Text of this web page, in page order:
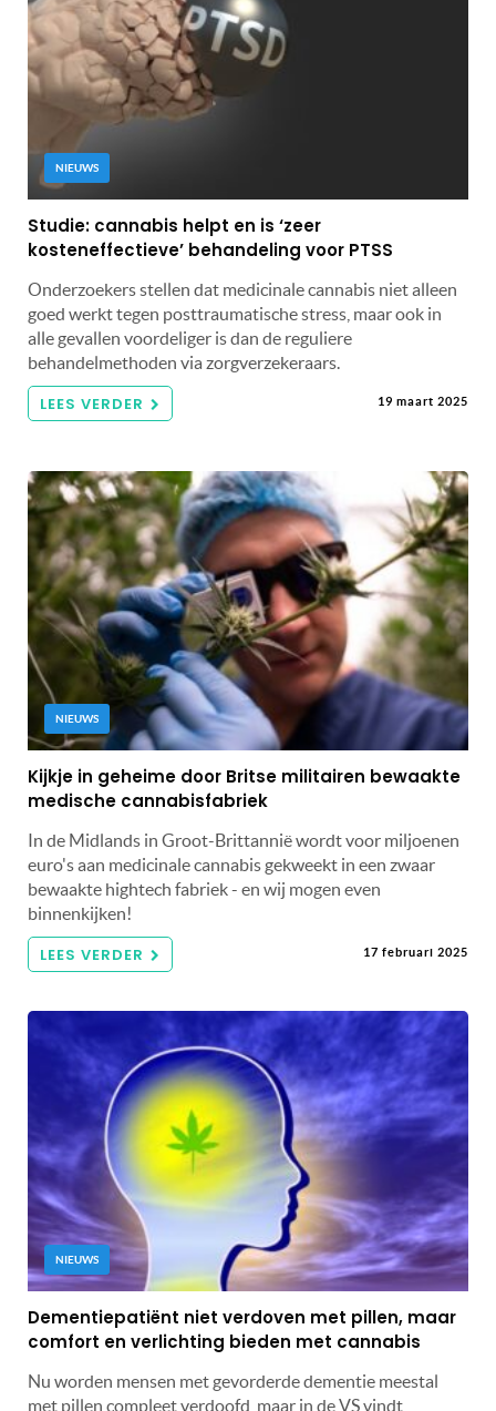
NIEUWS
Studie: cannabis helpt en is ‘zeer
kosteneffectieve’ behandeling voor PTSS
Onderzoekers stellen dat medicinale cannabis niet alleen
goed werkt tegen posttraumatische stress, maar ook in
alle gevallen voordeliger is dan de reguliere
behandelmethoden via zorgverzekeraars.
LEES VERDER 19 maart 2025
NIEUWS
Kijkje in geheime door Britse militairen bewaakte
medische cannabisfabriek
In de Midlands in Groot-Brittannië wordt voor miljoenen
euro's aan medicinale cannabis gekweekt in een zwaar
bewaakte hightech fabriek - en wij mogen even
binnenkijken!
LEES VERDER 17 februari 2025
NIEUWS
Dementiepatiënt niet verdoven met pillen, maar
comfort en verlichting bieden met cannabis
Nu worden mensen met gevorderde dementie meestal
met pillen compleet verdoofd, maar in de VS vindt